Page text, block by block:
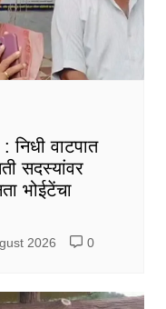
वाटपात
सदस्यांवर
भोईटेंचा
2026 0